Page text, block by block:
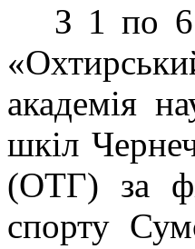
З 1 по 6
академія
шкіл
(ОТГ) за
спорту